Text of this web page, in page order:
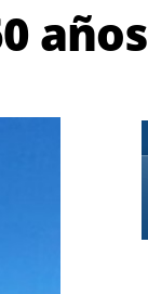
años